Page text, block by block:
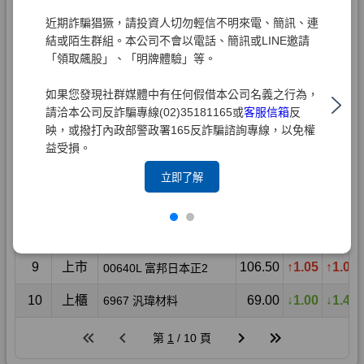
近期詐騙猖獗，請投資人切勿輕信不明來電、簡訊、連
結或陌生群組。本公司不會以電話、簡訊或LINE邀請
「領取飆股」、「明牌體驗」等。
如果您發現社群媒體中有任何假借本公司名義之行為，
請洽本公司反詐騙專線(02)35181165或客服信箱反
映，或撥打內政部警政署165反詐騙諮詢專線，以免權
益受損。
立即了解